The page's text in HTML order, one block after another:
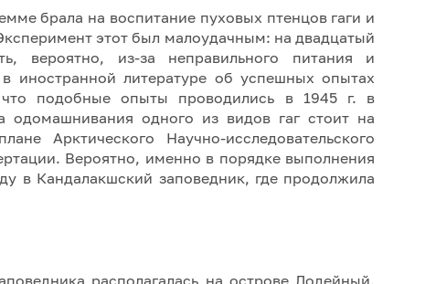
брала на воспитание пуховых птенцов гаги и
этот был малоудачным: на двадцатый
вероятно, из-за неправильного питания и
иностранной литературе об успешных опытах
подобные опыты проводились в 1945 г. в
одомашнивания одного из видов гаг стоит на
Арктического Научно-исследовательского
Вероятно, именно в порядке выполнения
в Кандалакшский заповедник, где продолжила
располагалась на острове Лодейный.